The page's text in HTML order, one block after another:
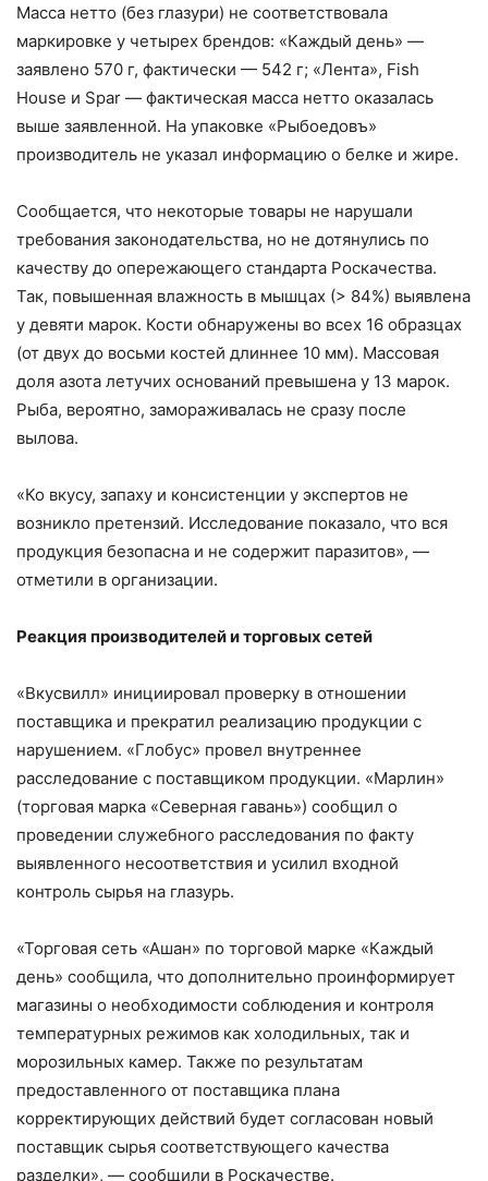
Масса нетто (без глазури) не соответствовала
маркировке у четырех брендов: «Каждый день» —
заявлено 570 г, фактически — 542 г; «Лента», Fish
House и Spar — фактическая масса нетто оказалась
выше заявленной. На упаковке «Рыбоедовъ»
производитель не указал информацию о белке и жире.
Сообщается, что некоторые товары не нарушали
требования законодательства, но не дотянулись по
качеству до опережающего стандарта Роскачества.
Так, повышенная влажность в мышцах (> 84%) выявлена
у девяти марок. Кости обнаружены во всех 16 образцах
(от двух до восьми костей длиннее 10 мм). Массовая
доля азота летучих оснований превышена у 13 марок.
Рыба, вероятно, замораживалась не сразу после
вылова.
«Ко вкусу, запаху и консистенции у экспертов не
возникло претензий. Исследование показало, что вся
продукция безопасна и не содержит паразитов», —
отметили в организации.
Реакция производителей и торговых сетей
«Вкусвилл» инициировал проверку в отношении
поставщика и прекратил реализацию продукции с
нарушением. «Глобус» провел внутреннее
расследование с поставщиком продукции. «Марлин»
(торговая марка «Северная гавань») сообщил о
проведении служебного расследования по факту
выявленного несоответствия и усилил входной
контроль сырья на глазурь.
«Торговая сеть «Ашан» по торговой марке «Каждый
день» сообщила, что дополнительно проинформирует
магазины о необходимости соблюдения и контроля
температурных режимов как холодильных, так и
морозильных камер. Также по результатам
предоставленного от поставщика плана
корректирующих действий будет согласован новый
поставщик сырья соответствующего качества
разделки», — сообщили в Роскачестве.